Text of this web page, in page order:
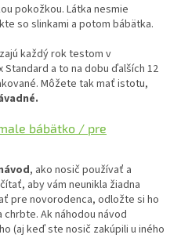
pokožkou. Látka nesmie
so slinkami a potom bábätka.
každý rok testom v
a to na dobu ďalších 12
Môžete tak mať istotu,
bábätko / pre
, ako nosič používať a
aby vám neunikla žiadna
pre novorodenca, odložte si ho
Ak náhodou návod
(aj keď ste nosič zakúpili u iného